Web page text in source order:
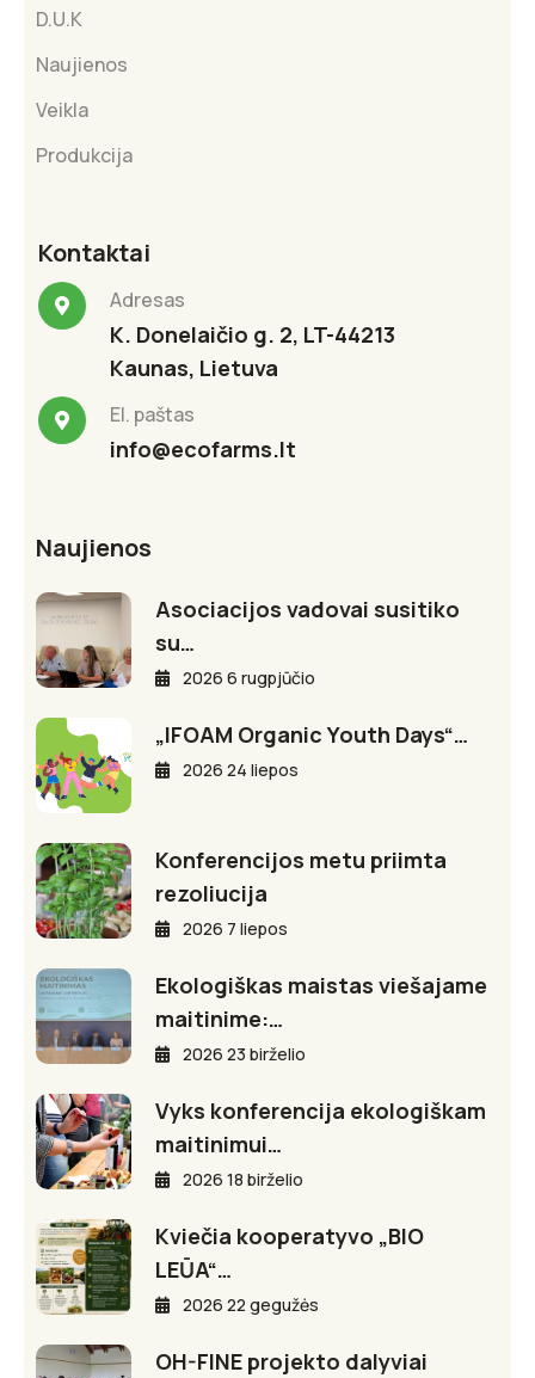
D.U.K
Naujienos
Veikla
Produkcija
Kontaktai
Adresas
K. Donelaičio g. 2, LT-44213
Kaunas, Lietuva
El. paštas
info@ecofarms.lt
Naujienos
Asociacijos vadovai susitiko
su…
2026 6 rugpjūčio
„IFOAM Organic Youth Days“…
2026 24 liepos
Konferencijos metu priimta
rezoliucija
2026 7 liepos
Ekologiškas maistas viešajame
maitinime:…
2026 23 birželio
Vyks konferencija ekologiškam
maitinimui…
2026 18 birželio
Kviečia kooperatyvo „BIO
LEŪA“…
2026 22 gegužės
OH-FINE projekto dalyviai